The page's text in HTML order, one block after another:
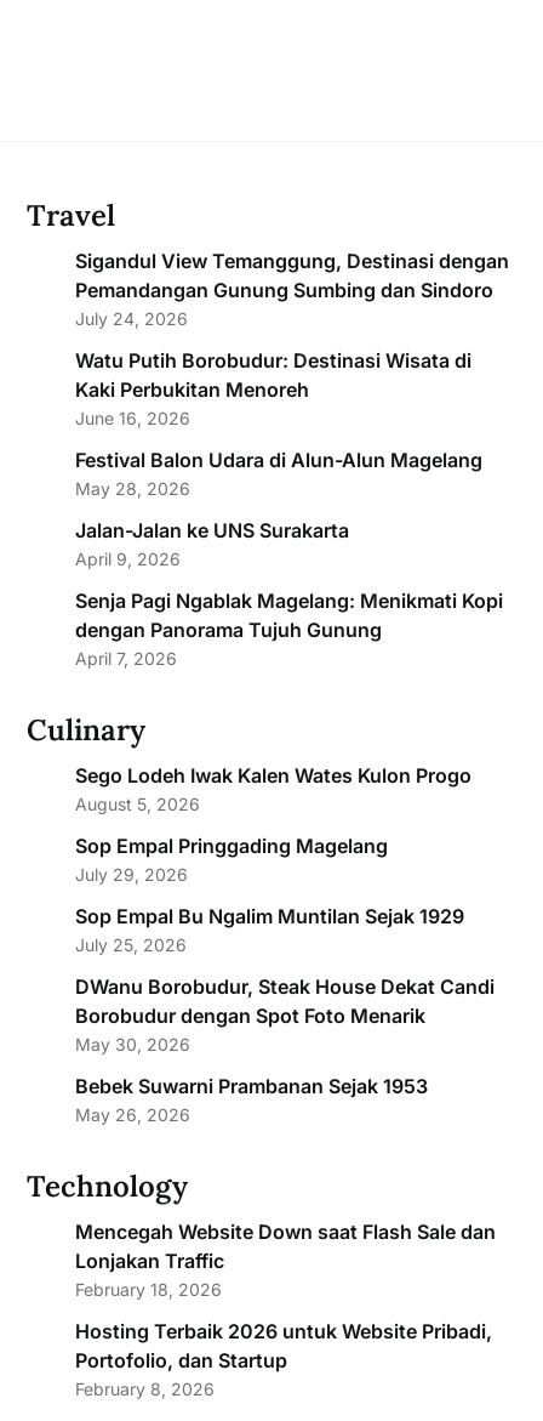
Travel
Sigandul View Temanggung, Destinasi dengan
Pemandangan Gunung Sumbing dan Sindoro
July 24, 2026
Watu Putih Borobudur: Destinasi Wisata di
Kaki Perbukitan Menoreh
June 16, 2026
Festival Balon Udara di Alun-Alun Magelang
May 28, 2026
Jalan-Jalan ke UNS Surakarta
April 9, 2026
Senja Pagi Ngablak Magelang: Menikmati Kopi
dengan Panorama Tujuh Gunung
April 7, 2026
Culinary
Sego Lodeh Iwak Kalen Wates Kulon Progo
August 5, 2026
Sop Empal Pringgading Magelang
July 29, 2026
Sop Empal Bu Ngalim Muntilan Sejak 1929
July 25, 2026
DWanu Borobudur, Steak House Dekat Candi
Borobudur dengan Spot Foto Menarik
May 30, 2026
Bebek Suwarni Prambanan Sejak 1953
May 26, 2026
Technology
Mencegah Website Down saat Flash Sale dan
Lonjakan Traffic
February 18, 2026
Hosting Terbaik 2026 untuk Website Pribadi,
Portofolio, dan Startup
February 8, 2026